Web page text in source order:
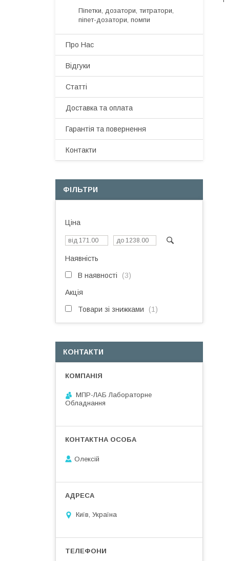
Піпетки, дозатори, титратори,
піпет-дозатори, помпи
Про Нас
Відгуки
Статті
Доставка та оплата
Гарантія та повернення
Контакти
ФІЛЬТРИ
Ціна
Наявність
В наявності 3
Акція
Товари зі знижками 1
КОНТАКТИ
МПР-ЛАБ Лабораторне
Обладнання
Олексій
Київ, Україна